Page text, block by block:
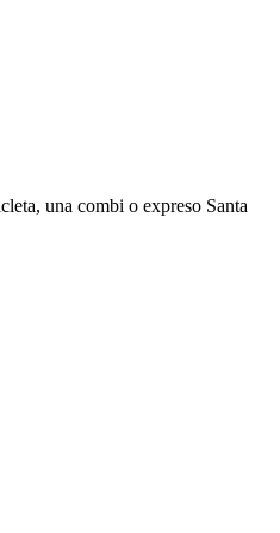
una combi o expreso Santa